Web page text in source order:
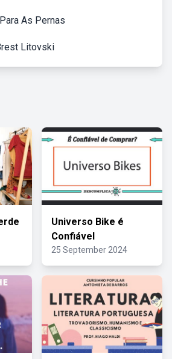
As Pernas
Litovski
Universo Bike é
Confiável
25 September 2024